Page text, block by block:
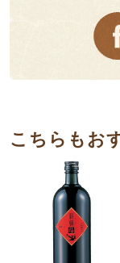
こちらもお